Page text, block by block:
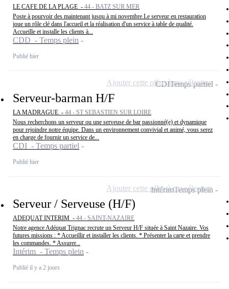
LE CAFE DE LA PLAGE - 44 - BATZ SUR MER
Poste à pourvoir des maintenant jusqu à mi novembre.Le serveur en restauration
joue un rôle clé dans l'accueil et la réalisation d'un service à table de qualité.
Accueille et installe les clients à...
CDD - Temps plein
Publié hier
Serveur-barman H/F
LA MADRAGUE - 44 - ST SEBASTIEN SUR LOIRE
Nous recherchons un serveur ou une serveuse de bar passionné(e) et dynamique
pour rejoindre notre équipe. Dans un environnement convivial et animé, vous serez
en charge de fournir un service de...
CDI - Temps partiel
Publié hier
CDITemps partiel
Ajouter cette offre à ma sélection
Serveur / Serveuse (H/F)
ADEQUAT INTERIM - 44 - SAINT-NAZAIRE
Notre agence Adéquat Trignac recrute un Serveur H/F située à Saint Nazaire. Vos
futures missions : * Accueillir et installer les clients. * Présenter la carte et prendre
les commandes. * Assurer...
Intérim - Temps plein
Publié il y a 2 jours
IntérimTemps plein
Ajouter cette offre à ma sélection